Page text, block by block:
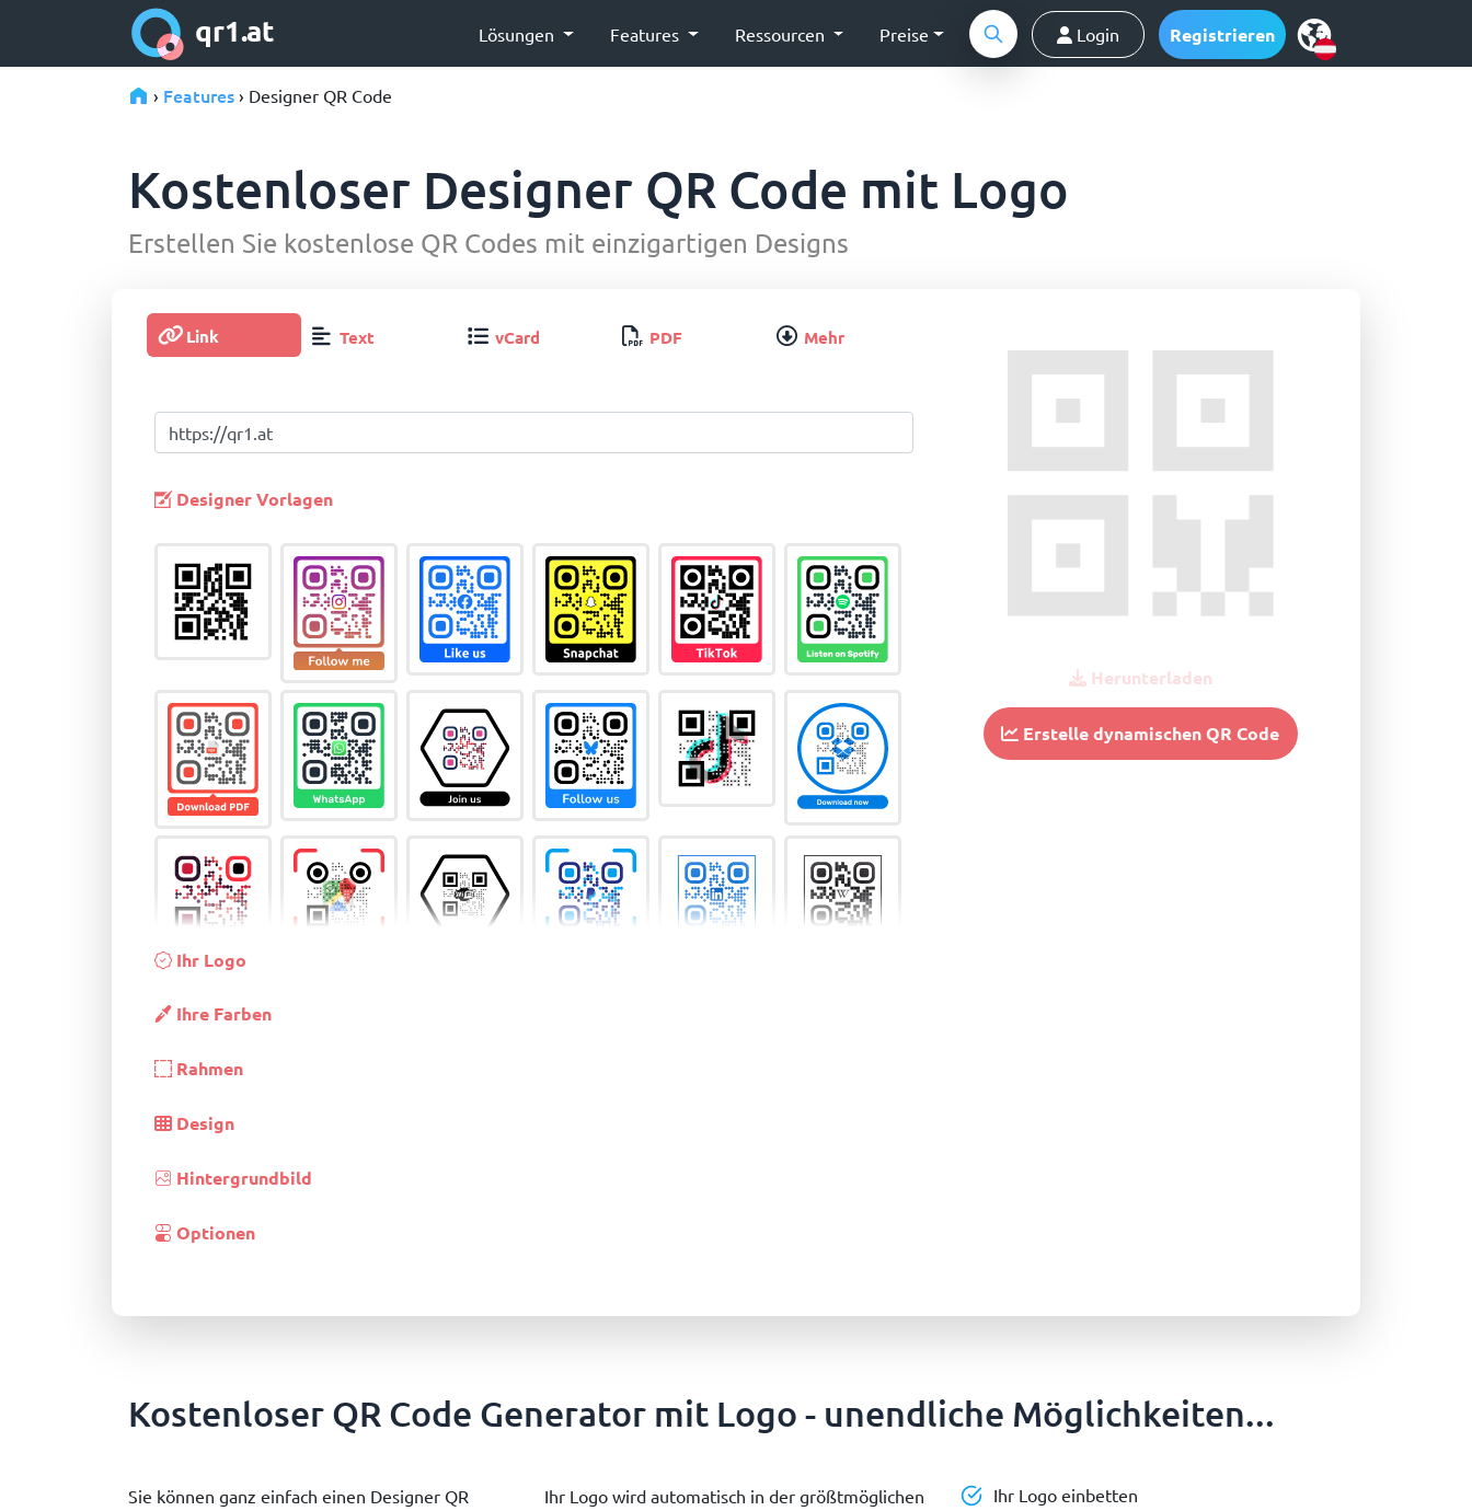
qr1.at Lösungen Features Ressourcen Preise Login Registrieren
› Features › Designer QR Code
Kostenloser Designer QR Code mit Logo
Erstellen Sie kostenlose QR Codes mit einzigartigen Designs
Herunterladen
Erstelle dynamischen QR Code
Link Text vCard PDF Mehr
Designer Vorlagen
Ihr Logo
Ihre Farben
Rahmen
Design
Hintergrundbild
Optionen
Kostenloser QR Code Generator mit Logo - unendliche Möglichkeiten...
Sie können ganz einfach einen Designer QR
Ihr Logo wird automatisch in der größtmöglichen
Ihr Logo einbetten